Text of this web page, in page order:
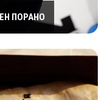
ПОРАНО